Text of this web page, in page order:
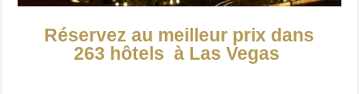
Réservez au meilleur prix dans
263 hôtels à Las Vegas